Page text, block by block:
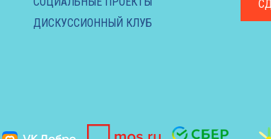
ДИСКУССИОННЫЙ КЛУБ